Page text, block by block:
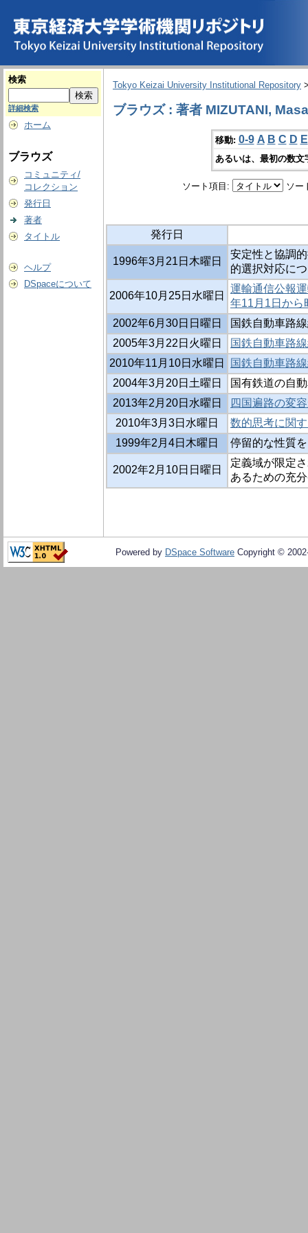
検索
詳細検索
ホーム
ブラウズ
コミュニティ/
コレクション
発行日
著者
タイトル
ヘルプ
DSpaceについて
Tokyo Keizai University Institutional Repository
ブラウズ : 著者 MIZUTANI,
移動: 0-9 A B C D E
あるいは、最初の数
ソート項目: ソー
発行日
1996年3月21日木曜日
安定性と協調
的選択対応に
2006年10月25日水曜日
運輸通信公報
年11月1日から
2002年6月30日日曜日
国鉄自動車路
2005年3月22日火曜日
国鉄自動車路
2010年11月10日水曜日
国鉄自動車路
2004年3月20日土曜日
国有鉄道の自
2013年2月20日水曜日
四国遍路の変
2010年3月3日水曜日
数的思考に関
1999年2月4日木曜日
停留的な性質
2002年2月10日日曜日
定義域が限定
あるための充
Powered by DSpace Software Copyright ©